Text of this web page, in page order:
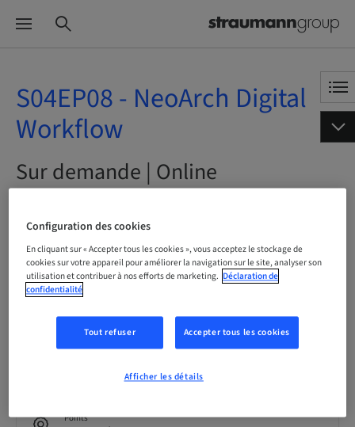
S04EP08 - NeoArch Digital
Workflow
Sur demande | Online
Statut
Réservation possible
Langue
Points
Configuration des cookies
En cliquant sur « Accepter tous les cookies », vous acceptez le stockage de
cookies sur votre appareil pour améliorer la navigation sur le site, analyser son
utilisation et contribuer à nos efforts de marketing. Déclaration de
confidentialité
Tout refuser Accepter tous les cookies
Afficher les détails